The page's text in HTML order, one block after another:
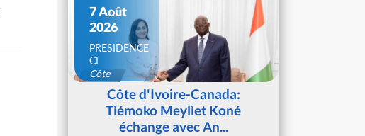
7 Août
2026
PRESIDENCE
CI
Côte
d'IvoireCôte d'Ivoire-Canada:
Tiémoko Meyliet Koné
échange avec An...